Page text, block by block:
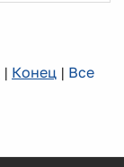
| Конец | Все